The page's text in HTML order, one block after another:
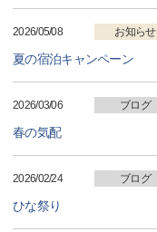
2026/05/08 お知らせ
夏の宿泊キャンペーン
2026/03/06 ブログ
春の気配
2026/02/24 ブログ
ひな祭り